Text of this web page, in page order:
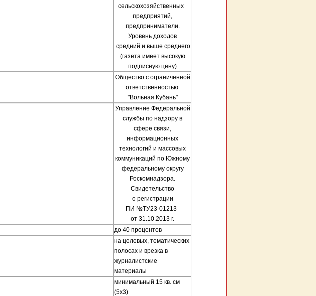
сельскохозяйственных
предприятий,
предприниматели.
Уровень доходов
средний и выше среднего
(газета имеет высокую
подписную цену)
Общество с ограниченной
ответственностью
"Вольная Кубань"
Управление Федеральной
службы по надзору в
сфере связи,
информационных
технологий и массовых
коммуникаций по Южному
федеральному округу
Роскомнадзора.
Свидетельство
о регистрации
ПИ №ТУ23-01213
от 31.10.2013 г.
до 40 процентов
на целевых, тематических
полосах и врезка в
журналистские
материалы
минимальный 15 кв. см
(5х3)